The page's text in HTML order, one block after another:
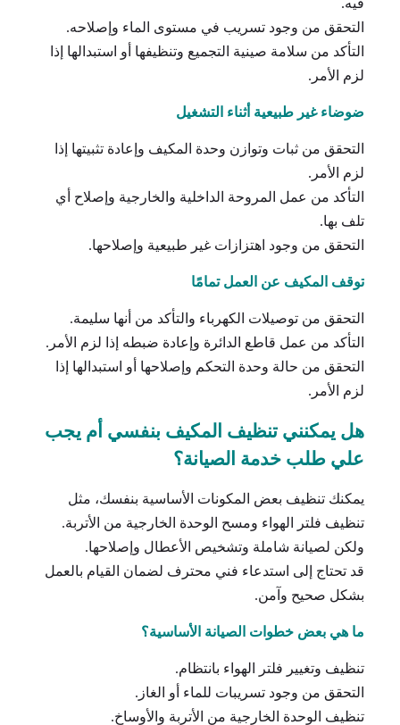
التحقق من وجود تسريب في مستوى الماء وإصلاحه.
التأكد من سلامة صينية التجميع وتنظيفها أو استبدالها إذا
لزم الأمر.
ضوضاء غير طبيعية أثناء التشغيل
التحقق من ثبات وتوازن وحدة المكيف وإعادة تثبيتها إذا
لزم الأمر.
التأكد من عمل المروحة الداخلية والخارجية وإصلاح أي
تلف بها.
التحقق من وجود اهتزازات غير طبيعية وإصلاحها.
توقف المكيف عن العمل تمامًا
التحقق من توصيلات الكهرباء والتأكد من أنها سليمة.
التأكد من عمل قاطع الدائرة وإعادة ضبطه إذا لزم الأمر.
التحقق من حالة وحدة التحكم وإصلاحها أو استبدالها إذا
لزم الأمر.
هل يمكنني تنظيف المكيف بنفسي أم يجب
علي طلب خدمة الصيانة؟
يمكنك تنظيف بعض المكونات الأساسية بنفسك، مثل
تنظيف فلتر الهواء ومسح الوحدة الخارجية من الأتربة.
ولكن لصيانة شاملة وتشخيص الأعطال وإصلاحها.
قد تحتاج إلى استدعاء فني محترف لضمان القيام بالعمل
بشكل صحيح وآمن.
ما هي بعض خطوات الصيانة الأساسية؟
تنظيف وتغيير فلتر الهواء بانتظام.
التحقق من وجود تسريبات للماء أو الغاز.
تنظيف الوحدة الخارجية من الأتربة والأوساخ.